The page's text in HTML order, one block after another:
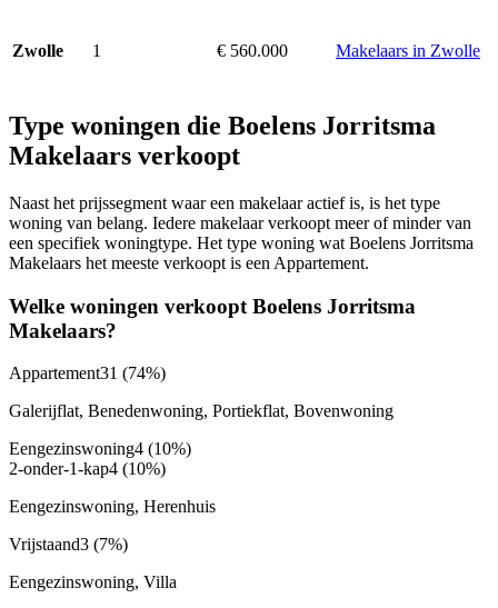
Zwolle 1 € 560.000 Makelaars in Zwolle
Type woningen die Boelens Jorritsma
Makelaars verkoopt
Naast het prijssegment waar een makelaar actief is, is het type
woning van belang. Iedere makelaar verkoopt meer of minder van
een specifiek woningtype. Het type woning wat Boelens Jorritsma
Makelaars het meeste verkoopt is een Appartement.
Welke woningen verkoopt Boelens Jorritsma
Makelaars?
Appartement31 (74%)
Galerijflat, Benedenwoning, Portiekflat, Bovenwoning
Eengezinswoning4 (10%)
2-onder-1-kap4 (10%)
Eengezinswoning, Herenhuis
Vrijstaand3 (7%)
Eengezinswoning, Villa